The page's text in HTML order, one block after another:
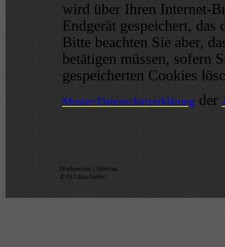
wird über Ihren Internet-
Endgerät gespeichert,
Bitte beachten Sie aber,
betätigen müssen, sofern
gespeicherten Cookies
Muster-Datenschutzerklärung der
Druckversion
Sitemap
© P.S.T.Bau GmbH